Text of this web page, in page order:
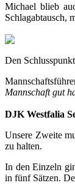
Michael blieb
Schlagabtausch,
Den
Mannschaft gut
DJK Westfalia
Unsere Zweite
zu halten.
In den Einzeln
in fünf Sätzen.